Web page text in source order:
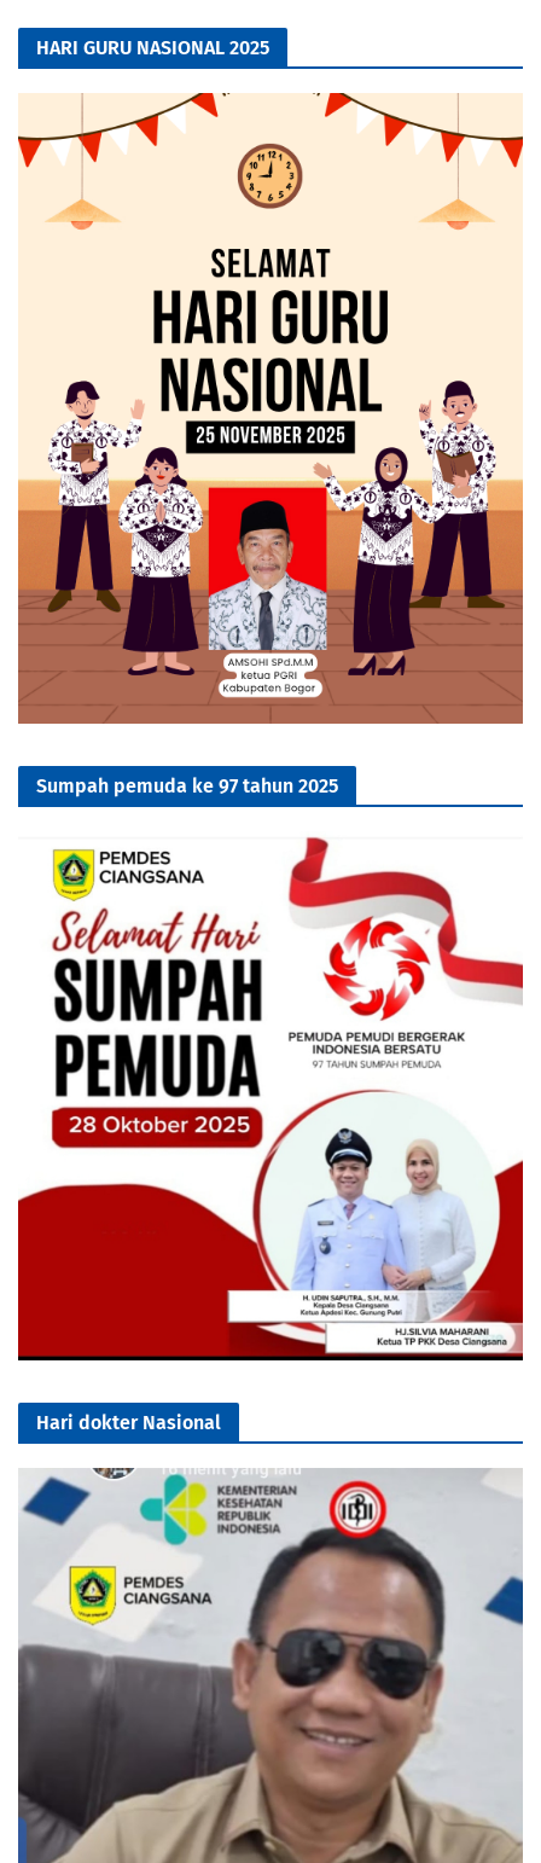
HARI GURU NASIONAL 2025
Sumpah pemuda ke 97 tahun 2025
Hari dokter Nasional